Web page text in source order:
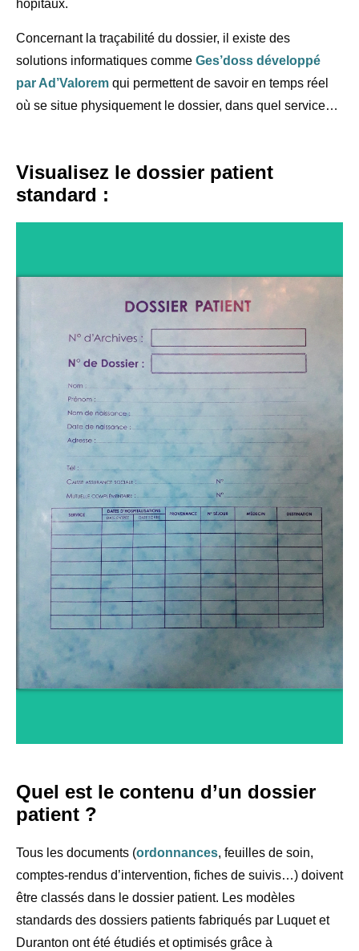
hôpitaux.
Concernant la traçabilité du dossier, il existe des
solutions informatiques comme Ges’doss développé
par Ad’Valorem qui permettent de savoir en temps réel
où se situe physiquement le dossier, dans quel service…
Visualisez le dossier patient
standard :
Quel est le contenu d’un dossier
patient ?
Tous les documents (ordonnances, feuilles de soin,
comptes-rendus d’intervention, fiches de suivis…) doivent
être classés dans le dossier patient. Les modèles
standards des dossiers patients fabriqués par Luquet et
Duranton ont été étudiés et optimisés grâce à